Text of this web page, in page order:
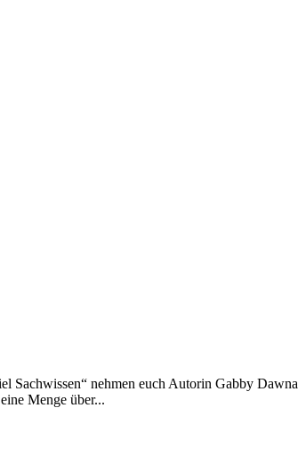
Sachwissen“ nehmen euch Autorin Gabby
Menge über...